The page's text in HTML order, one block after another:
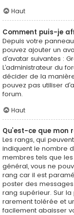
Haut
Comment puis-je
Depuis votre panneau
pouvez ajouter un
d’avatar suivantes :
L’administrateur du
décider de la
pouvez pas utiliser
forum.
Haut
Qu’est-ce que
Les rangs, qui
indiquent le nombre
membres tels que
général, vous ne
rang car il est
poster des
rang supérieur. Sur
rarement tolérée et
facilement abaisser